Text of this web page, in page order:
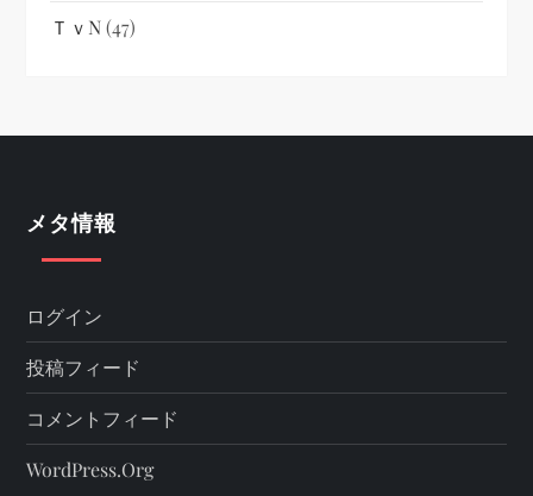
ＴｖN(47)
メタ情報
ログイン
投稿フィード
コメントフィード
WordPress.org